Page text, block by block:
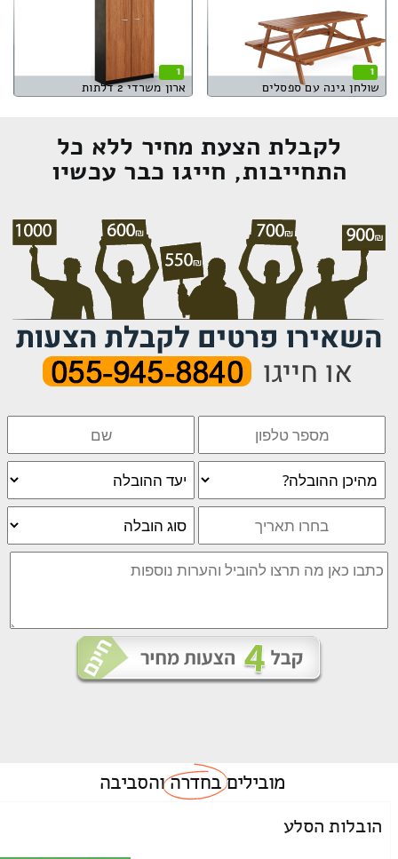
1
שולחן גינה עם ספסלים
1
ארון משרדי 2 דלתות
לקבלת הצעת מחיר ללא כל
התחייבות, חייגו כבר עכשיו
מוביליםבחדרהוהסביבה
הובלות הסלע